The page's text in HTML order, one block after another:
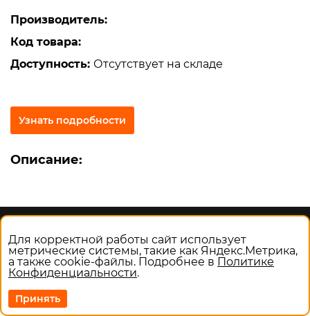
Производитель:
Код товара:
Доступность: Отсутствует на складе
Узнать подробности
Описание:
Сайт не является публичной офертой
Для корректной работы сайт использует
метрические системы, такие как Яндекс.Метрика,
а также cookie-файлы. Подробнее в Политике
Конфиденциальности.
Принять